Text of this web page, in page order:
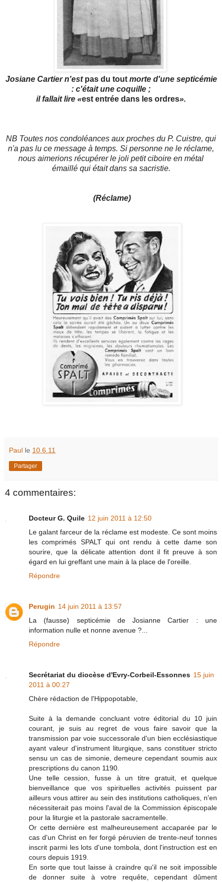
Josiane Cartier n'estpas du toutmorte d'une septicémie
: c'était une coquille ;
il fallait lire «est entrée dans les ordres».
NB Toutes nos condoléances aux proches du P. Cuistre, qui
n'a pas lu ce message à temps. Si personne ne le réclame,
nous aimerions récupérer le joli petit ciboire en métal
émaillé qui était dans sa sacristie.
(Réclame)
Paul le 10.6.11
Partager
4 commentaires:
Docteur G. Quile 12 juin 2011 à 12:50
Le galant farceur de la réclame est modeste. Ce sont moins
les comprimés SPALT qui ont rendu à cette dame son
sourire, que la délicate attention dont il fit preuve à son
égard en lui greffant une main à la place de l'oreille.
Répondre
Perugin 14 juin 2011 à 13:57
La (fausse) septicémie de Josianne Cartier : une
information nulle et nonne avenue ?...
Répondre
Secrétariat du diocèse d'Evry-Corbeil-Essonnes 15 juin
2011 à 00:27
Chère rédaction de l'Hippopotable,
Suite à la demande concluant votre éditorial du 10 juin
courant, je suis au regret de vous faire savoir que la
transmission par voie successorale d'un bien ecclésiastique
ayant valeur d'instrument liturgique, sans constituer stricto
sensu un cas de simonie, demeure cependant soumis aux
prescriptions du canon 1190.
Une telle cession, fusse à un titre gratuit, et quelque
bienveillance que vos spirituelles activités puissent par
ailleurs vous attirer au sein des institutions catholiques, n'en
nécessiterait pas moins l'aval de la Commission épiscopale
pour la liturgie et la pastorale sacramentelle.
Or cette dernière est malheureusement accaparée par le
cas d'un Christ en fer forgé péruvien de trente-neuf tonnes
inscrit parmi les lots d'une tombola, dont l'instruction est en
cours depuis 1919.
En sorte que tout laisse à craindre qu'il ne soit impossible
de donner suite à votre requête, cependant dûment